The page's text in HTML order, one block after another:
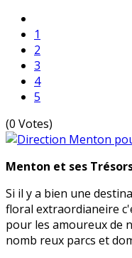
1
2
3
4
5
(0 Votes)
Menton et ses
Si il y a bien une
floral extraordianeire
pour les amoureux de
nomb reux parcs et